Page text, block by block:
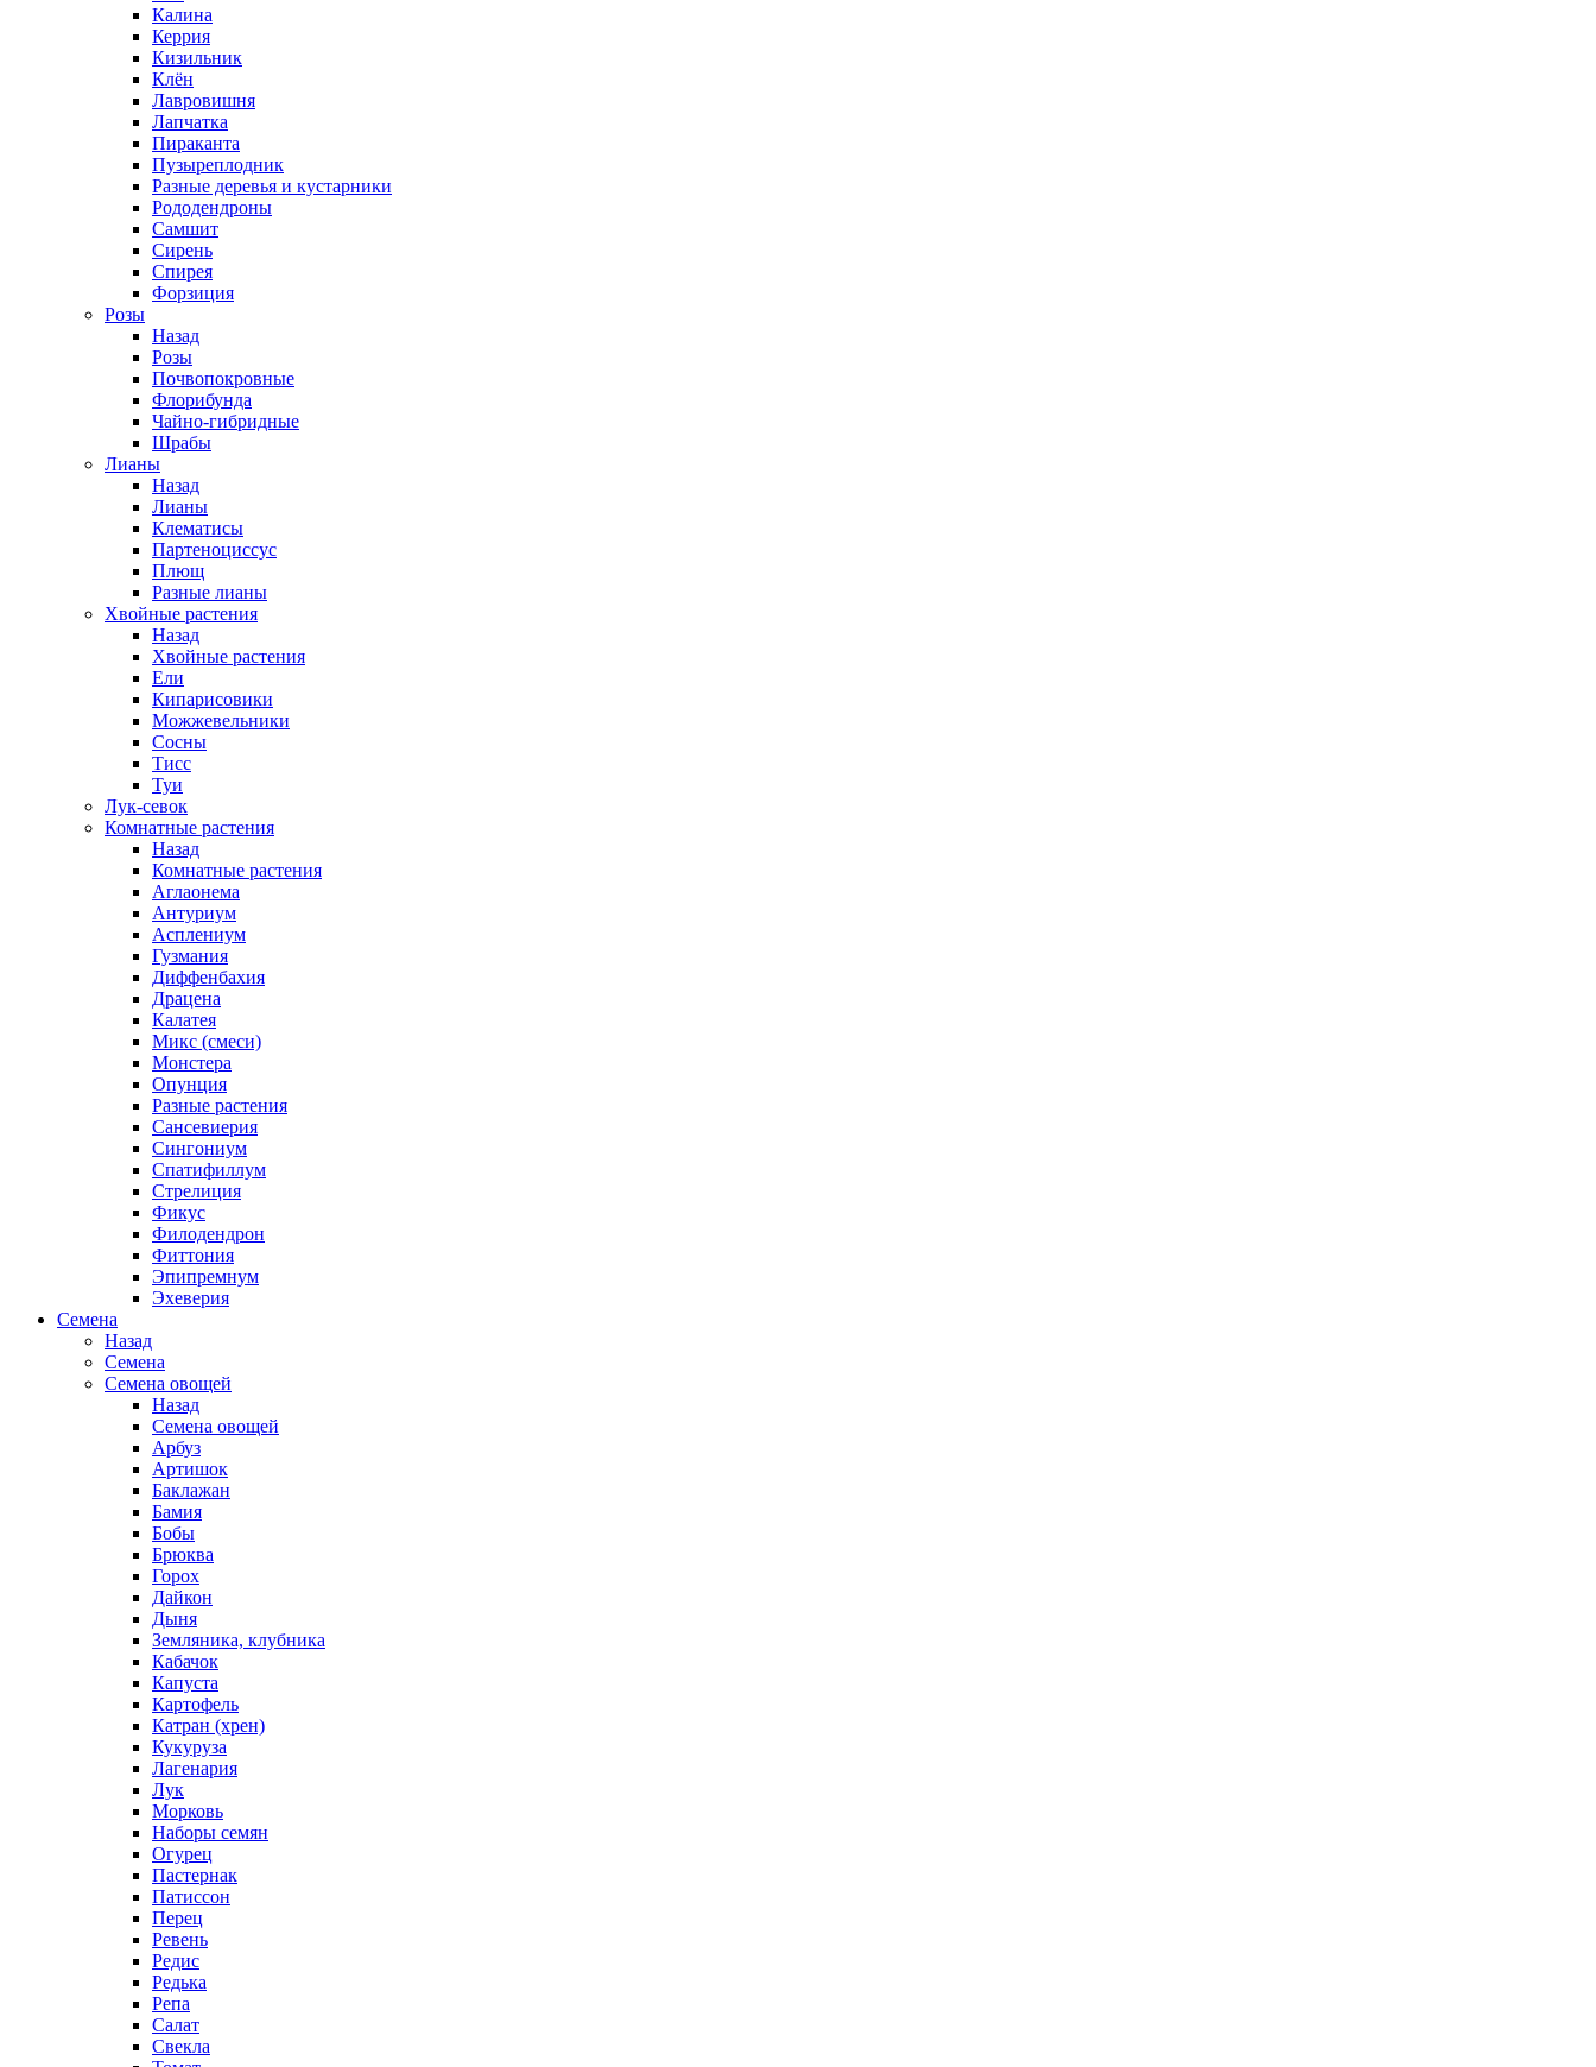
Калина
Керрия
Кизильник
Клён
Лавровишня
Лапчатка
Пираканта
Пузыреплодник
Разные деревья и кустарники
Рододендроны
Самшит
Сирень
Спирея
Форзиция
Розы
Назад
Розы
Почвопокровные
Флорибунда
Чайно-гибридные
Шрабы
Лианы
Назад
Лианы
Клематисы
Партеноциссус
Плющ
Разные лианы
Хвойные растения
Назад
Хвойные растения
Ели
Кипарисовики
Можжевельники
Сосны
Тисс
Туи
Лук-севок
Комнатные растения
Назад
Комнатные растения
Аглаонема
Антуриум
Асплениум
Гузмания
Диффенбахия
Драцена
Калатея
Микс (смеси)
Монстера
Опунция
Разные растения
Сансевиерия
Сингониум
Спатифиллум
Стрелиция
Фикус
Филодендрон
Фиттония
Эпипремнум
Эхеверия
Семена
Назад
Семена
Семена овощей
Назад
Семена овощей
Арбуз
Артишок
Баклажан
Бамия
Бобы
Брюква
Горох
Дайкон
Дыня
Земляника, клубника
Кабачок
Капуста
Картофель
Катран (хрен)
Кукуруза
Лагенария
Лук
Морковь
Наборы семян
Огурец
Пастернак
Патиссон
Перец
Ревень
Редис
Редька
Репа
Салат
Свекла